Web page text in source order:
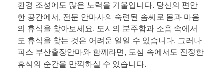
환경 조성에도 많은 노력을 기울입니다. 당신의 편안
한 공간에서, 전문 안마사의 숙련된 솜씨로 몸과 마음
의 휴식을 찾아보세요. 도시의 분주함과 소음 속에서
도 휴식을 찾는 것은 어려운 일일 수 있습니다. 그러나
피스 부산출장안마와 함께라면, 도심 속에서도 진정한
휴식의 순간을 만끽하실 수 있습니다.